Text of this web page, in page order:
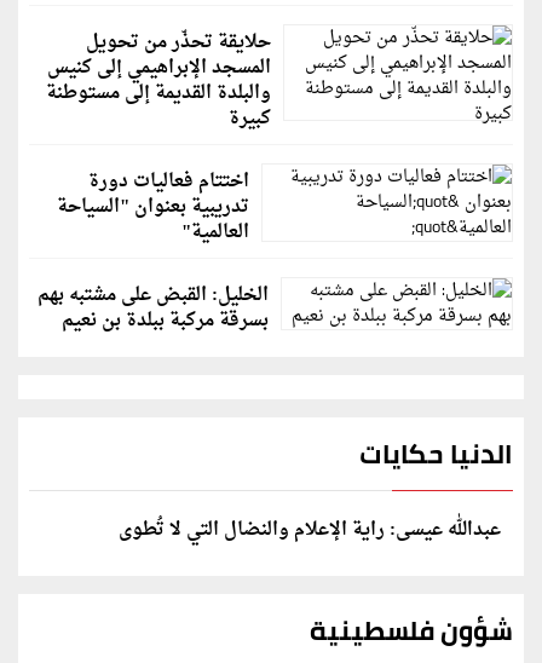
حلايقة تحذّر من تحويل
المسجد الإبراهيمي إلى كنيس
والبلدة القديمة إلى مستوطنة
كبيرة
اختتام فعاليات دورة
تدريبية بعنوان "السياحة
العالمية"
الخليل: القبض على مشتبه بهم
بسرقة مركبة ببلدة بن نعيم
الدنيا حكايات
عبدالله عيسى: راية الإعلام والنضال التي لا تُطوى
شؤون فلسطينية